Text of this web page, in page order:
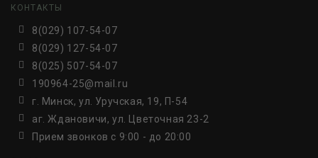
КОНТАКТЫ
8(029) 107-54-07
8(029) 127-54-07
8(025) 507-54-07
190964-25@mail.ru
г. Минск, ул. Уручская, 19, П-54
аг. Ждановичи, ул. Цветочная 23-2
Прием звонков c 9:00 - до 20:00